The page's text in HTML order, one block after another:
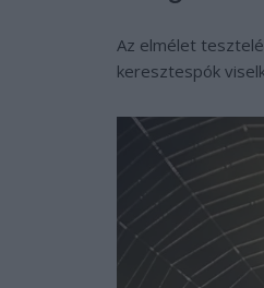
Az elmélet
keresztespók